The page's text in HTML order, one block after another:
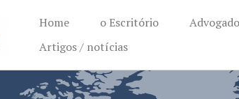
Home o Escritório
Artigos / notícias